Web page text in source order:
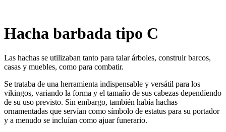
Hacha barbada tipo C
Las hachas se utilizaban tanto para talar árboles, construir barcos,
casas y muebles, como para combatir.
Se trataba de una herramienta indispensable y versátil para los
vikingos, variando la forma y el tamaño de sus cabezas dependíendo
de su uso previsto. Sin embargo, también había hachas
ornamentadas que servían como símbolo de estatus para su portador
y a menudo se incluían como ajuar funerario.